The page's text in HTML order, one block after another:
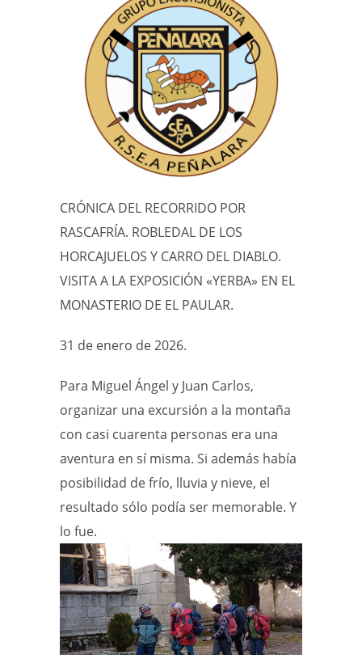
CRÓNICA DEL RECORRIDO POR
RASCAFRÍA. ROBLEDAL DE LOS
HORCAJUELOS Y CARRO DEL DIABLO.
VISITA A LA EXPOSICIÓN «YERBA» EN EL
MONASTERIO DE EL PAULAR.
31 de enero de 2026.
Para Miguel Ángel y Juan Carlos,
organizar una excursión a la montaña
con casi cuarenta personas era una
aventura en sí misma. Si además había
posibilidad de frío, lluvia y nieve, el
resultado sólo podía ser memorable. Y
lo fue.